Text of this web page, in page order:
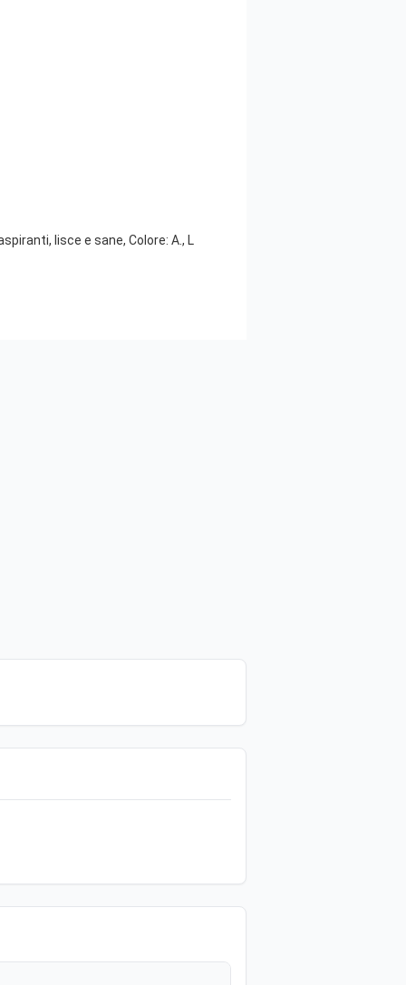
lisce e sane, Colore: A., L